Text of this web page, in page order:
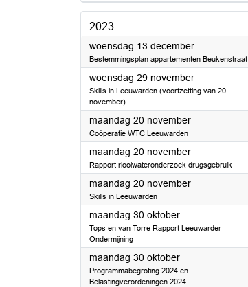
2023
woensdag 13 december2023
Bestemmingsplan appartementen Beukenstraat
woensdag 29 november2023
Skills in Leeuwarden (voortzetting van 20
november)
maandag 20 november2023
Coöperatie WTC Leeuwarden
maandag 20 november2023
Rapport rioolwateronderzoek drugsgebruik
maandag 20 november2023
Skills in Leeuwarden
maandag 30 oktober2023
Tops en van Torre Rapport Leeuwarder
Ondermijning
maandag 30 oktober2023
Programmabegroting 2024 en
Belastingverordeningen 2024